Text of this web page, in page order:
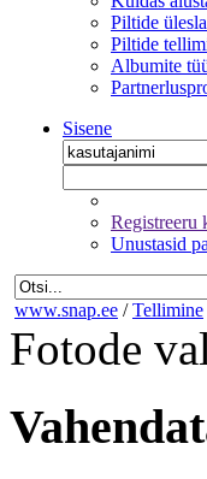
Piltide
Piltide
Albumite
Sisene
Registreeru
Unustasid
www.snap.ee / Tellimine
Fotode